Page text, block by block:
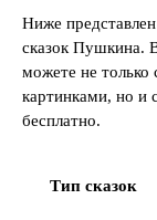
Ниже
сказок Пушкина.
можете не только
картинками, но и
бесплатно.
Тип сказок